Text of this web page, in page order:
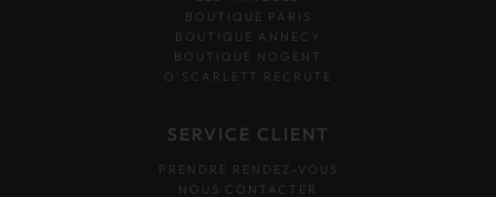
BOUTIQUE PARIS
BOUTIQUE ANNECY
BOUTIQUE NOGENT
O’SCARLETT RECRUTE
SERVICE CLIENT
PRENDRE RENDEZ-VOUS
NOUS CONTACTER